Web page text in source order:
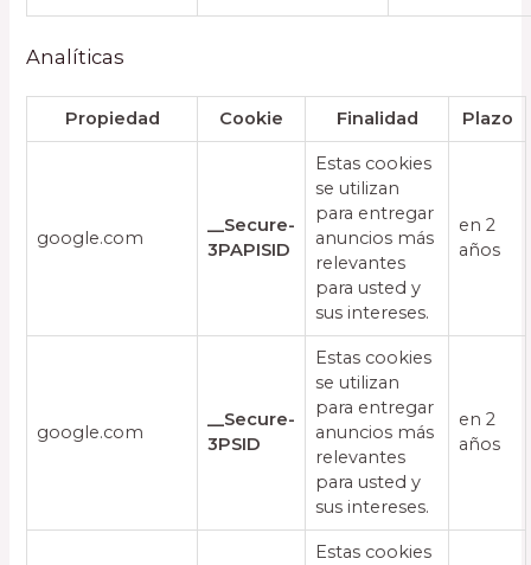
Analíticas
Propiedad Cookie Finalidad Plazo
google.com
__Secure-
3PAPISID
Estas cookies
se utilizan
para entregar
anuncios más
relevantes
para usted y
sus intereses.
en 2
años
google.com
__Secure-
3PSID
Estas cookies
se utilizan
para entregar
anuncios más
relevantes
para usted y
sus intereses.
en 2
años
Estas cookies